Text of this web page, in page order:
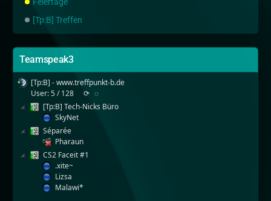
[Tp:B] Treffen
Teamspeak3
[Tp:B] - www.treffpunkt-b.de
User: 5 / 128
⟳ ◌
[Tp:B] Tech-Nicks Büro
SkyNet
Séparée
Pharaun
CS2 Faceit #1
.xite~
Lizsa
Malawi*